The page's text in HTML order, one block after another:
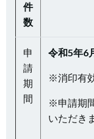
件
数
申
請
期
間
令和5年6
※消印有
※申請期
いただき